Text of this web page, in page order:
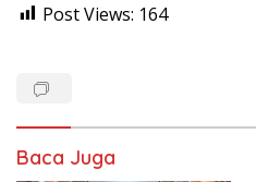
Post Views: 164
Baca Juga